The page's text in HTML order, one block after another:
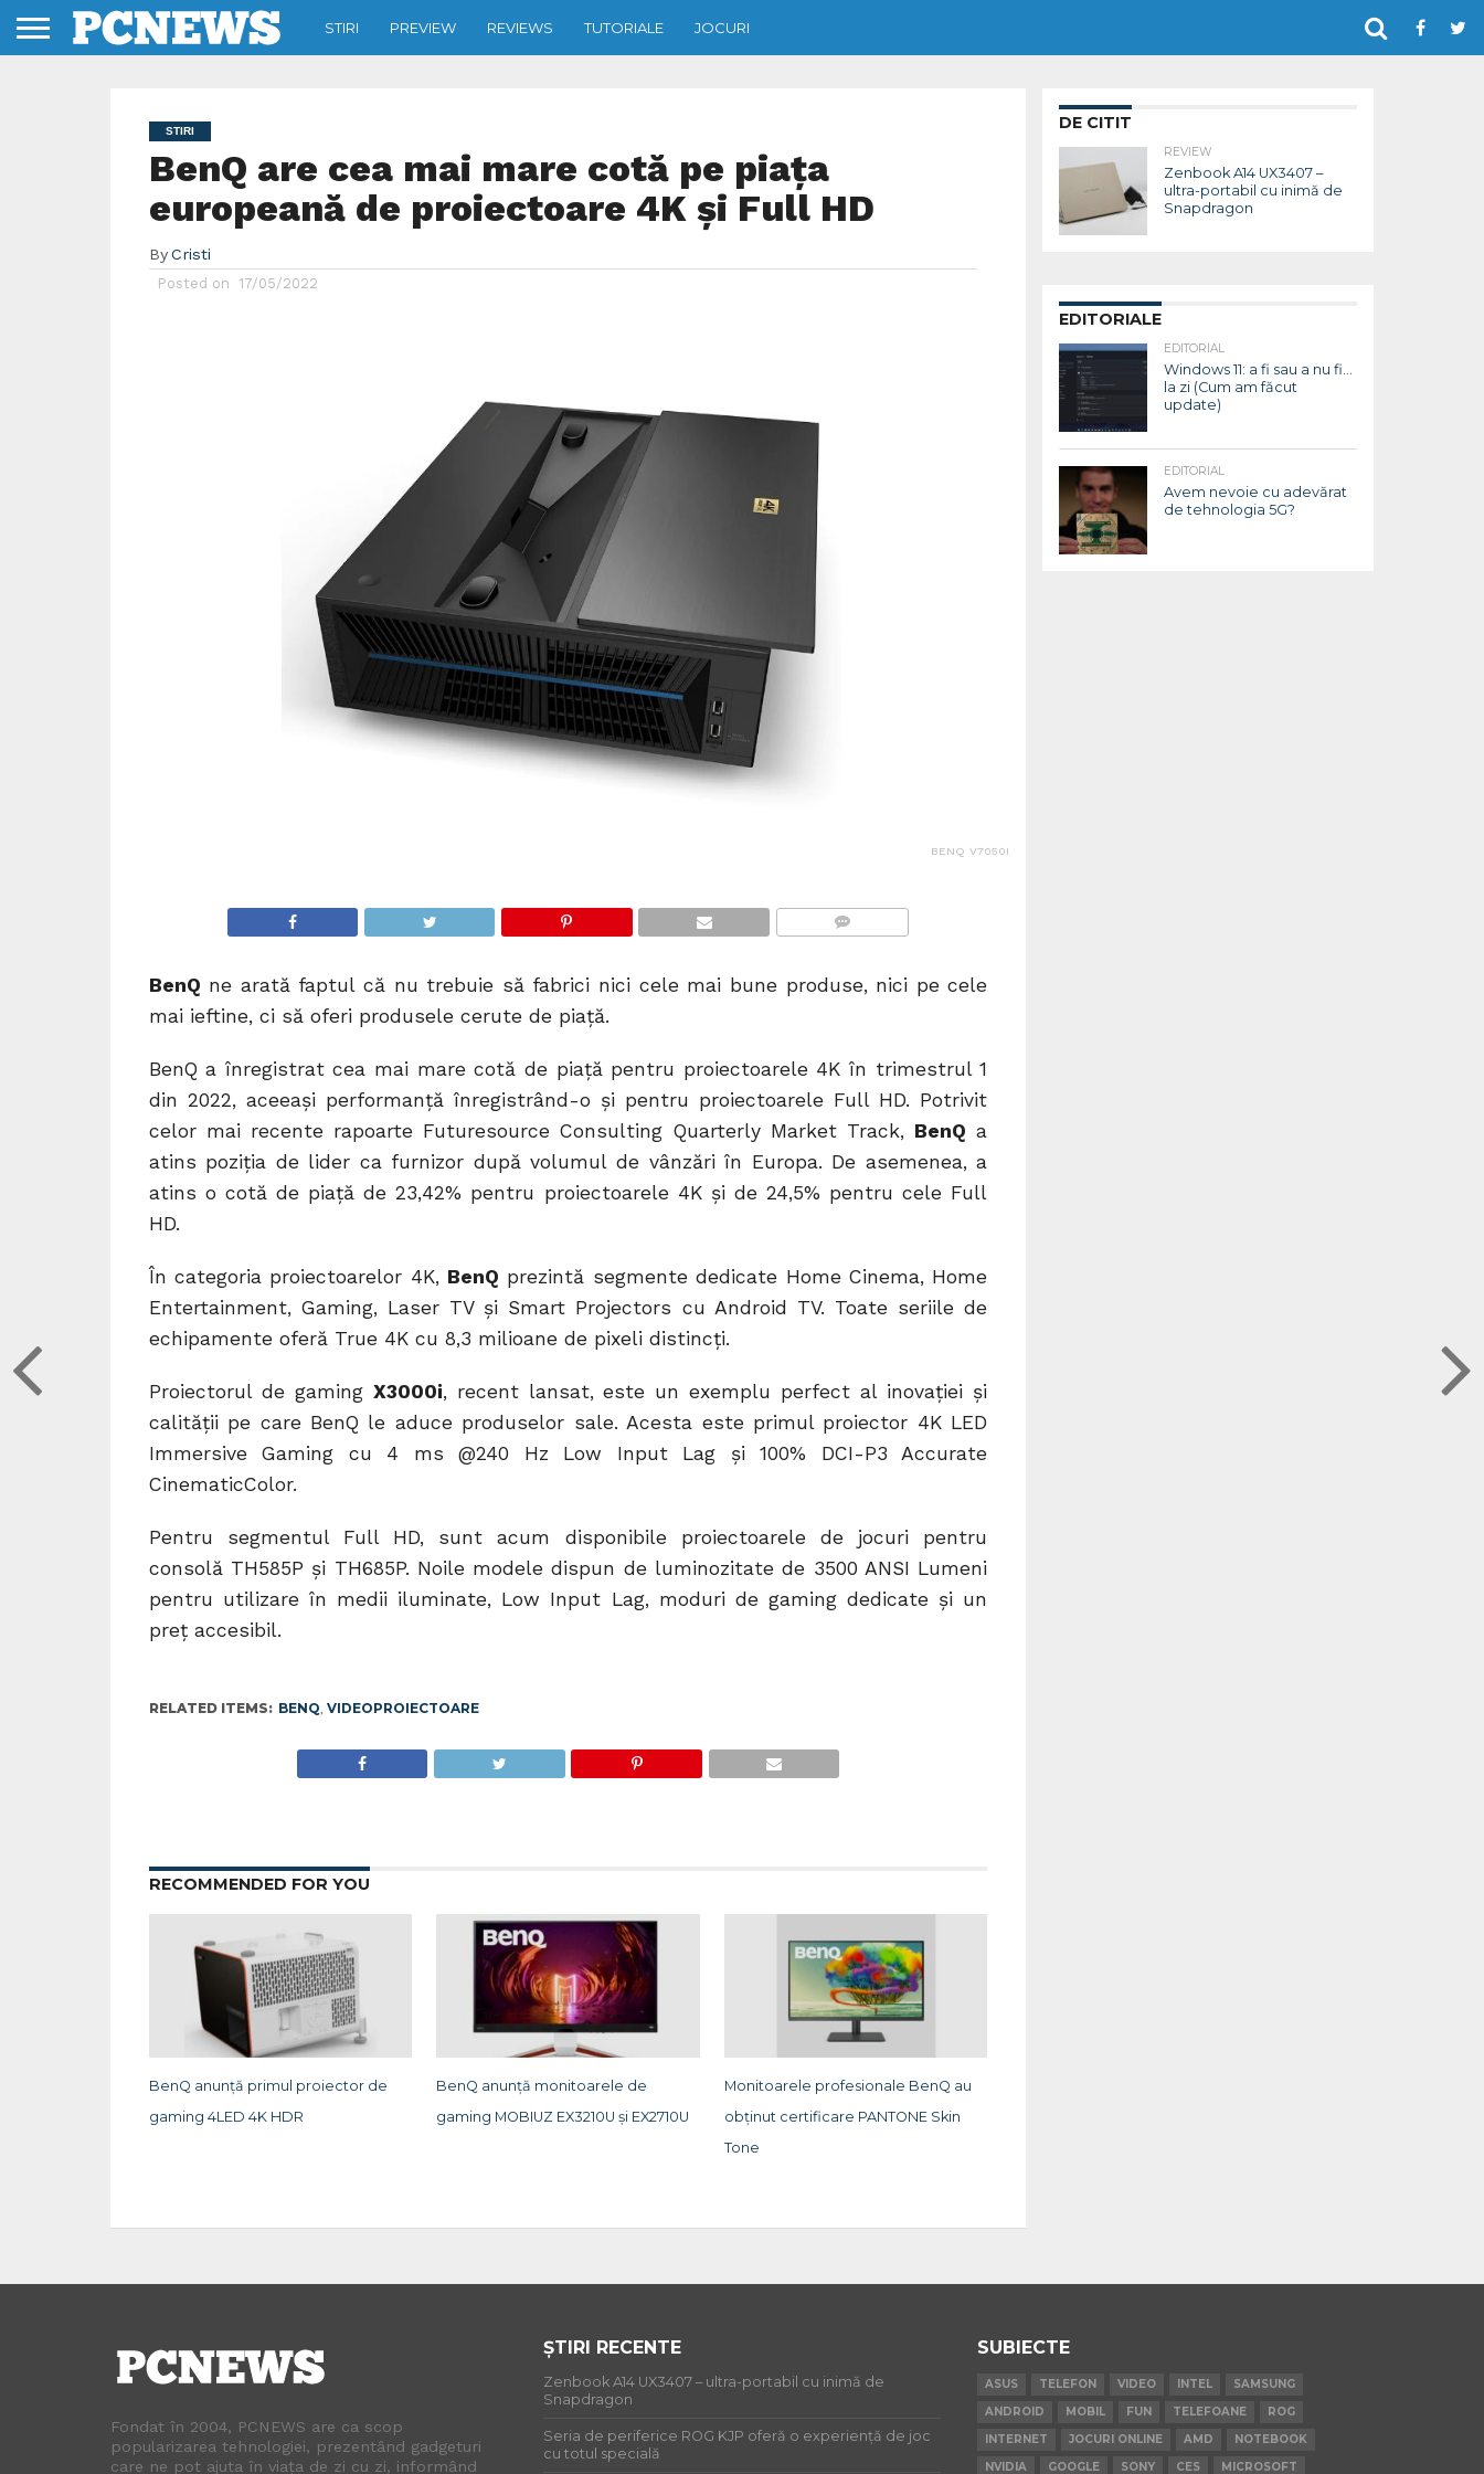
STIRI PREVIEW REVIEWS TUTORIALE JOCURI
STIRI
BenQ are cea mai mare cotă pe piața
europeană de proiectoare 4K și Full HD
By Cristi
Posted on 17/05/2022
BENQ V7050I
BenQ ne arată faptul că nu trebuie să fabrici nici cele mai bune produse, nici pe cele
mai ieftine, ci să oferi produsele cerute de piață.
BenQ a înregistrat cea mai mare cotă de piață pentru proiectoarele 4K în trimestrul 1
din 2022, aceeași performanță înregistrând-o și pentru proiectoarele Full HD. Potrivit
celor mai recente rapoarte Futuresource Consulting Quarterly Market Track, BenQ a
atins poziția de lider ca furnizor după volumul de vânzări în Europa. De asemenea, a
atins o cotă de piață de 23,42% pentru proiectoarele 4K și de 24,5% pentru cele Full
HD.
În categoria proiectoarelor 4K, BenQ prezintă segmente dedicate Home Cinema, Home
Entertainment, Gaming, Laser TV și Smart Projectors cu Android TV. Toate seriile de
echipamente oferă True 4K cu 8,3 milioane de pixeli distincți.
Proiectorul de gaming X3000i, recent lansat, este un exemplu perfect al inovației și
calității pe care BenQ le aduce produselor sale. Acesta este primul proiector 4K LED
Immersive Gaming cu 4 ms @240 Hz Low Input Lag și 100% DCI-P3 Accurate
CinematicColor.
Pentru segmentul Full HD, sunt acum disponibile proiectoarele de jocuri pentru
consolă TH585P și TH685P. Noile modele dispun de luminozitate de 3500 ANSI Lumeni
pentru utilizare în medii iluminate, Low Input Lag, moduri de gaming dedicate și un
preț accesibil.
RELATED ITEMS: BENQ, VIDEOPROIECTOARE
RECOMMENDED FOR YOU
BenQ anunță primul proiector de
gaming 4LED 4K HDR
BenQ anunță monitoarele de
gaming MOBIUZ EX3210U și EX2710U
Monitoarele profesionale BenQ au
obţinut certificare PANTONE Skin
Tone
DE CITIT
REVIEW
Zenbook A14 UX3407 –
ultra-portabil cu inimă de
Snapdragon
EDITORIALE
EDITORIAL
Windows 11: a fi sau a nu fi…
la zi (Cum am făcut
update)
EDITORIAL
Avem nevoie cu adevărat
de tehnologia 5G?
Fondat în 2004, PCNEWS are ca scop
popularizarea tehnologiei, prezentând gadgeturi
care ne pot ajuta în viața de zi cu zi, informând
ȘTIRI RECENTE
Zenbook A14 UX3407 – ultra-portabil cu inimă de
Snapdragon
Seria de periferice ROG KJP oferă o experiență de joc
cu totul specială
SUBIECTE
ASUS TELEFON VIDEO INTEL
SAMSUNG
ANDROID
MOBIL FUN TELEFOANE
ROG
INTERNET
JOCURI ONLINE AMD
NOTEBOOK
NVIDIA
GOOGLE SONY CES MICROSOFT